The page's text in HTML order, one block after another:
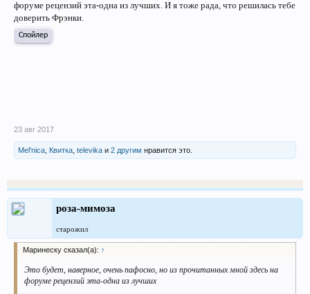
форуме рецензий эта-одна из лучших. И я тоже рада, что решилась тебе
доверить Фрэнки.
Спойлер
23 авг 2017
Mel'nica Квитка televika и 2 другим нравится это.
роза-мимоза
старожил
Маринеску сказал(а): ↑
Это будет, наверное, очень пафосно, но из прочитанных мной здесь на
форуме рецензий эта-одна из лучших